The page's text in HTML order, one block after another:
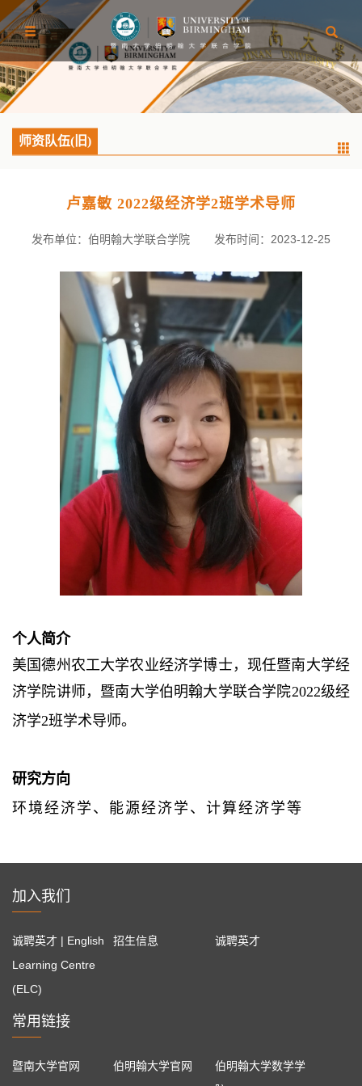
师资队伍(旧)
卢嘉敏 2022级经济学2班学术导师
发布单位：伯明翰大学联合学院 发布时间：2023-12-25
个人简介
美国德州农工大学农业经济学博士，现任暨南大学经
济学院讲师 ， 暨南大学伯明翰大学联合学院2022级经
济学2班学术导师。
研究方向
环境经济学、能源经济学、计算经济学等
加入我们
诚聘英才 | English
Learning Centre
(ELC)
招生信息 诚聘英才
常用链接
暨南大学官网 伯明翰大学官网
伯明翰大学数学学